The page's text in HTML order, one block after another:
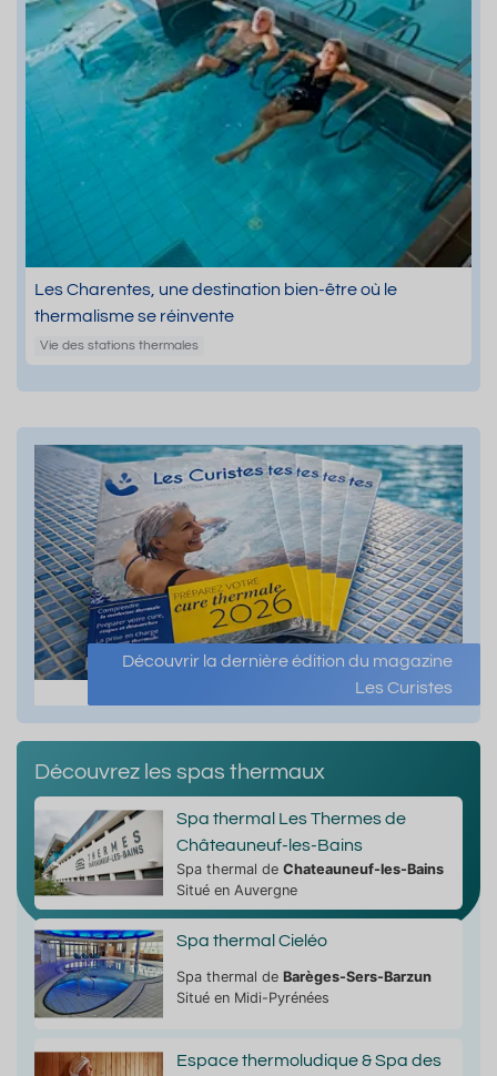
Les Charentes, une destination bien-être où le
thermalisme se réinvente
Vie des stations thermales
Découvrir la dernière édition du magazine
Les Curistes
Découvrez les spas thermaux
Spa thermal Les Thermes de
Châteauneuf-les-Bains
Spa thermal de Chateauneuf-les-Bains
Situé en Auvergne
Spa thermal Cieléo
Spa thermal de Barèges-Sers-Barzun
Situé en Midi-Pyrénées
Espace thermoludique & Spa des